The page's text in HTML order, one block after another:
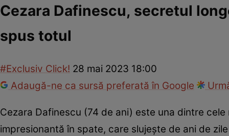
Cezara Dafinescu, secretul
spus totul
#Exclusiv Click! 28 mai 2023 18:00
Adaugă-ne ca sursă preferată în Google
Cezara Dafinescu (74 de ani) este una dintre
impresionantă în spate, care slujește de ani de